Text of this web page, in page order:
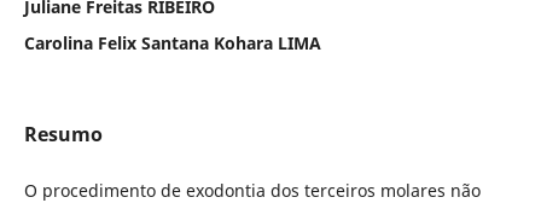
Juliane Freitas RIBEIRO
Carolina Felix Santana Kohara LIMA
Resumo
O procedimento de exodontia dos terceiros molares não